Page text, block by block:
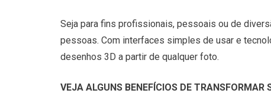
Seja para fins profissionais, pessoais ou de
pessoas. Com interfaces simples de usar e
desenhos 3D a partir de qualquer foto.
VEJA ALGUNS BENEFÍCIOS DE TRANSFORMAR